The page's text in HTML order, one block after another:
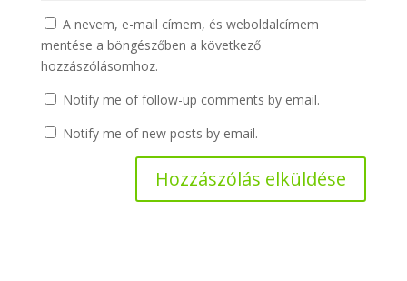
A nevem, e-mail címem, és weboldalcímem
mentése a böngészőben a következő
hozzászólásomhoz.
Notify me of follow-up comments by email.
Notify me of new posts by email.